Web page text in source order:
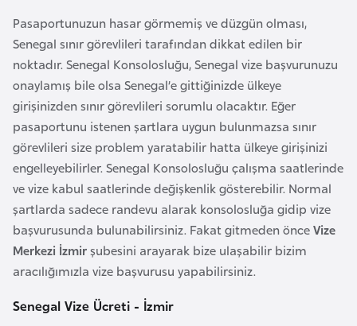
Pasaportunuzun hasar görmemiş ve düzgün olması,
Senegal sınır görevlileri tarafından dikkat edilen bir
noktadır. Senegal Konsolosluğu, Senegal vize başvurunuzu
onaylamış bile olsa Senegal’e gittiğinizde ülkeye
girişinizden sınır görevlileri sorumlu olacaktır. Eğer
pasaportunu istenen şartlara uygun bulunmazsa sınır
görevlileri size problem yaratabilir hatta ülkeye girişinizi
engelleyebilirler. Senegal Konsolosluğu çalışma saatlerinde
ve vize kabul saatlerinde değişkenlik gösterebilir. Normal
şartlarda sadece randevu alarak konsolosluğa gidip vize
başvurusunda bulunabilirsiniz. Fakat gitmeden önceVize
Merkezi İzmirşubesini arayarak bize ulaşabilir bizim
aracılığımızla vize başvurusu yapabilirsiniz.
Senegal Vize Ücreti - İzmir
C
u
m
h
u
r
i
y
e
t
i
e